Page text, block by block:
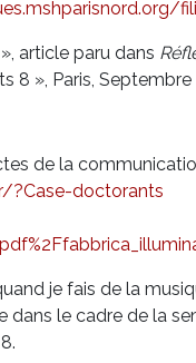
article paru dans
8 », Paris, Septembre
de la
?Case-doctorants
je fais de la
le cadre de la